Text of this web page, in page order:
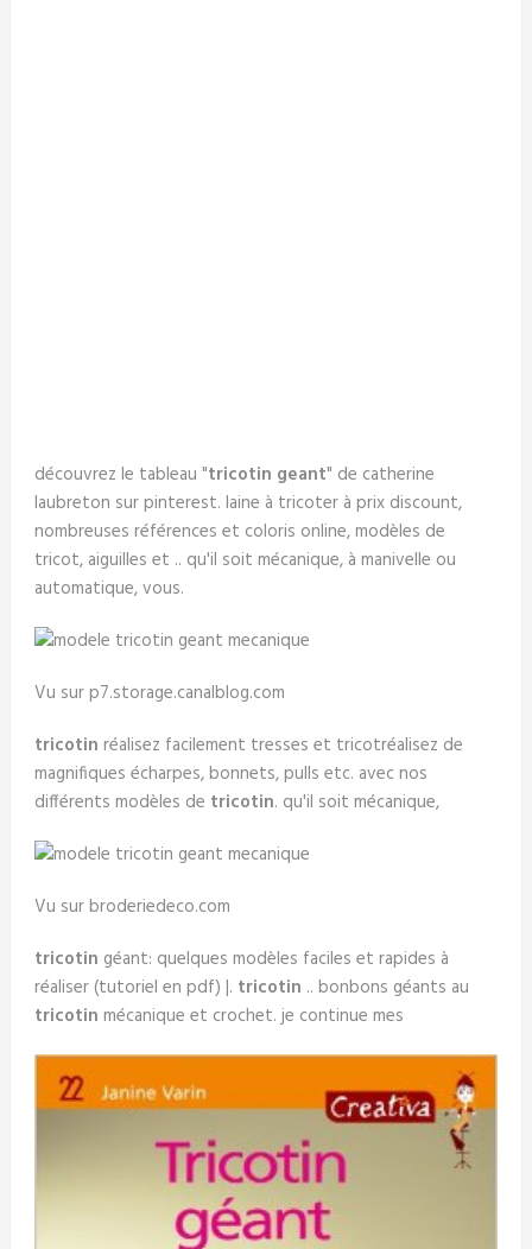
découvrez le tableau "tricotin geant" de catherine
laubreton sur pinterest. laine à tricoter à prix discount,
nombreuses références et coloris online, modèles de
tricot, aiguilles et .. qu'il soit mécanique, à manivelle ou
automatique, vous.
Vu sur p7.storage.canalblog.com
tricotin réalisez facilement tresses et tricotréalisez de
magnifiques écharpes, bonnets, pulls etc. avec nos
différents modèles de tricotin. qu'il soit mécanique,
Vu sur broderiedeco.com
tricotin géant: quelques modèles faciles et rapides à
réaliser (tutoriel en pdf) |. tricotin .. bonbons géants au
tricotin mécanique et crochet. je continue mes